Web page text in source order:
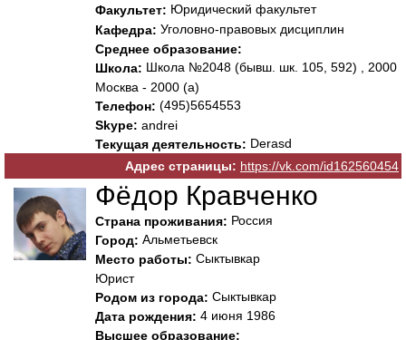
Факультет: Юридический факультет
Кафедра: Уголовно-правовых дисциплин
Среднее образование:
Школа: Школа №2048 (бывш. шк. 105, 592) , 2000
Москва - 2000 (а)
Телефон: (495)5654553
Skype: andrei
Текущая деятельность: Derasd
Адрес страницы: https://vk.com/id162560454
Фёдор Кравченко
Страна проживания: Россия
Город: Альметьевск
Место работы: Сыктывкар
Юрист
Родом из города: Сыктывкар
Дата рождения: 4 июня 1986
Высшее образование: